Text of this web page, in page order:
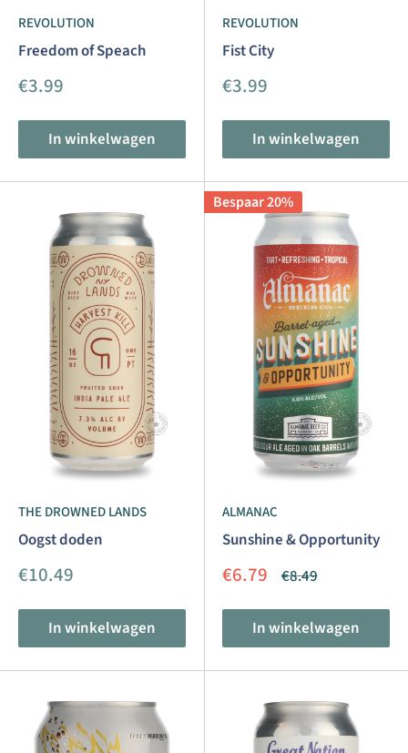
REVOLUTION
Freedom of Speach
Aanbiedingsprijs
€3.99
In winkelwagen
REVOLUTION
Fist City
Aanbiedingsprijs
€3.99
In winkelwagen
THE DROWNED LANDS
Oogst doden
Aanbiedingsprijs
€10.49
In winkelwagen
Bespaar 20%
ALMANAC
Sunshine & Opportunity
Aanbiedingsprijs
€6.79 Normale
€8.49
In winkelwagen